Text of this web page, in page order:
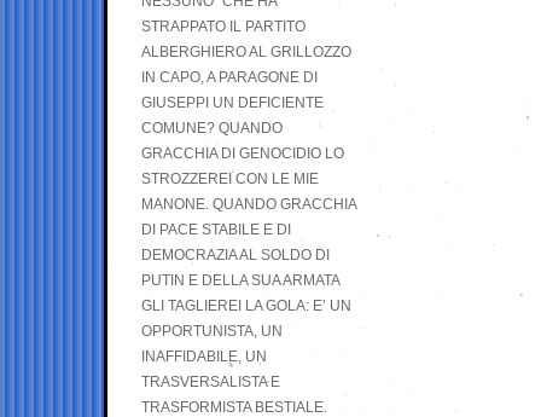
STRAPPATO IL PARTITO
ALBERGHIERO AL GRILLOZZO
IN CAPO, A PARAGONE DI
GIUSEPPI UN DEFICIENTE
COMUNE? QUANDO
GRACCHIA DI GENOCIDIO LO
STROZZEREI CON LE MIE
MANONE. QUANDO GRACCHIA
DI PACE STABILE E DI
DEMOCRAZIA AL SOLDO DI
PUTIN E DELLA SUA ARMATA
GLI TAGLIEREI LA GOLA: E’ UN
OPPORTUNISTA, UN
INAFFIDABILE, UN
TRASVERSALISTA E
TRASFORMISTA BESTIALE.